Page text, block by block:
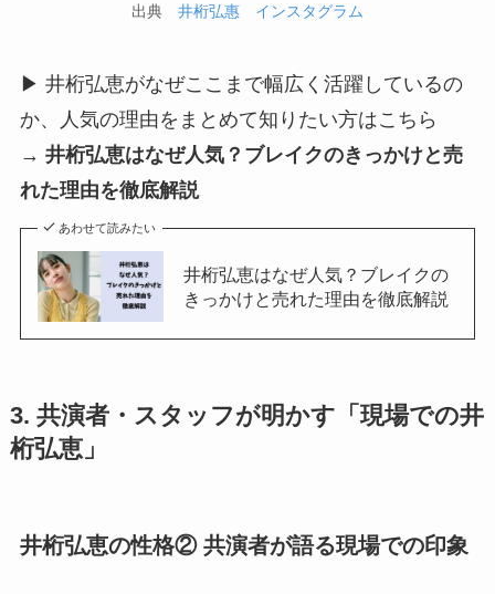
出典 井桁弘惠 インスタグラム
▶ 井桁弘恵がなぜここまで幅広く活躍しているの
か、人気の理由をまとめて知りたい方はこちら
→ 井桁弘恵はなぜ人気？ブレイクのきっかけと売
れた理由を徹底解説
あわせて読みたい
井桁弘恵はなぜ人気？ブレイクの
きっかけと売れた理由を徹底解説
3. 共演者・スタッフが明かす「現場での井
桁弘恵」
井桁弘恵の性格② 共演者が語る現場での印象